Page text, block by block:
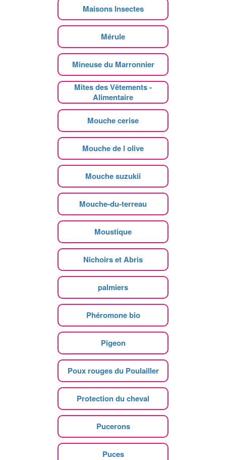
Maisons Insectes
Mérule
Mineuse du Marronnier
Mites des Vêtements -
Alimentaire
Mouche cerise
Mouche de l olive
Mouche suzukii
Mouche-du-terreau
Moustique
Nichoirs et Abris
palmiers
Phéromone bio
Pigeon
Poux rouges du Poulailler
Protection du cheval
Pucerons
Puces